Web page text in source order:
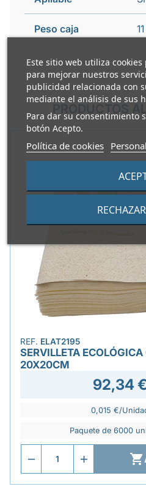
Este sitio web utiliza
para mejorar nuestros
publicidad relacionada con
mediante el análisis de sus
Para dar su consentimiento
botón Acepto.
Política de cookies
Peso caja
PRODUCTOS
REF. ELAT2195
SERVILLETA
20X20CM
92,34 €
0,015 €/
Paquete de 6000
